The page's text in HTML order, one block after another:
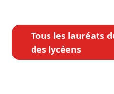
Tous les lauréats
des lycéens